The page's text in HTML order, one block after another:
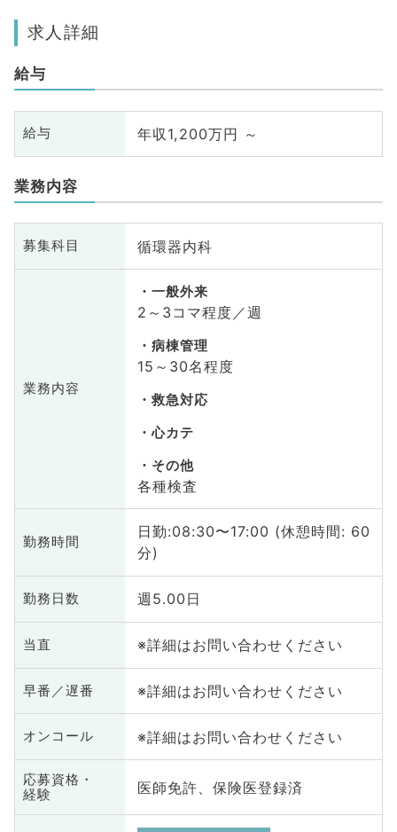
求人詳細
給与
給与 年収1,200万円 ～
業務内容
募集科目 循環器内科
業務内容
一般外来
2～3コマ程度／週
病棟管理
15～30名程度
救急対応
心カテ
その他
各種検査
勤務時間
日勤:08:30〜17:00 (休憩時間: 60
分)
勤務日数 週5.00日
当直 ※詳細はお問い合わせください
早番／遅番 ※詳細はお問い合わせください
オンコール ※詳細はお問い合わせください
応募資格・
経験
医師免許、保険医登録済